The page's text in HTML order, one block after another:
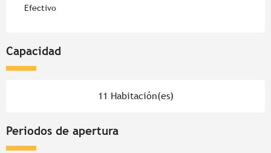
Efectivo
Capacidad
11 Habitación(es)
Periodos de apertura